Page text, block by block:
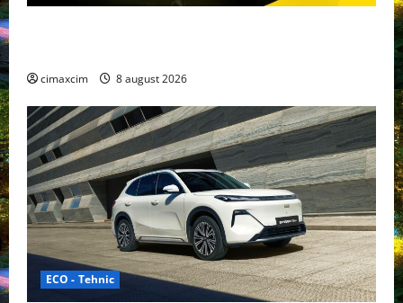
cimaxcim 8 august 2026
ECO - Tehnic